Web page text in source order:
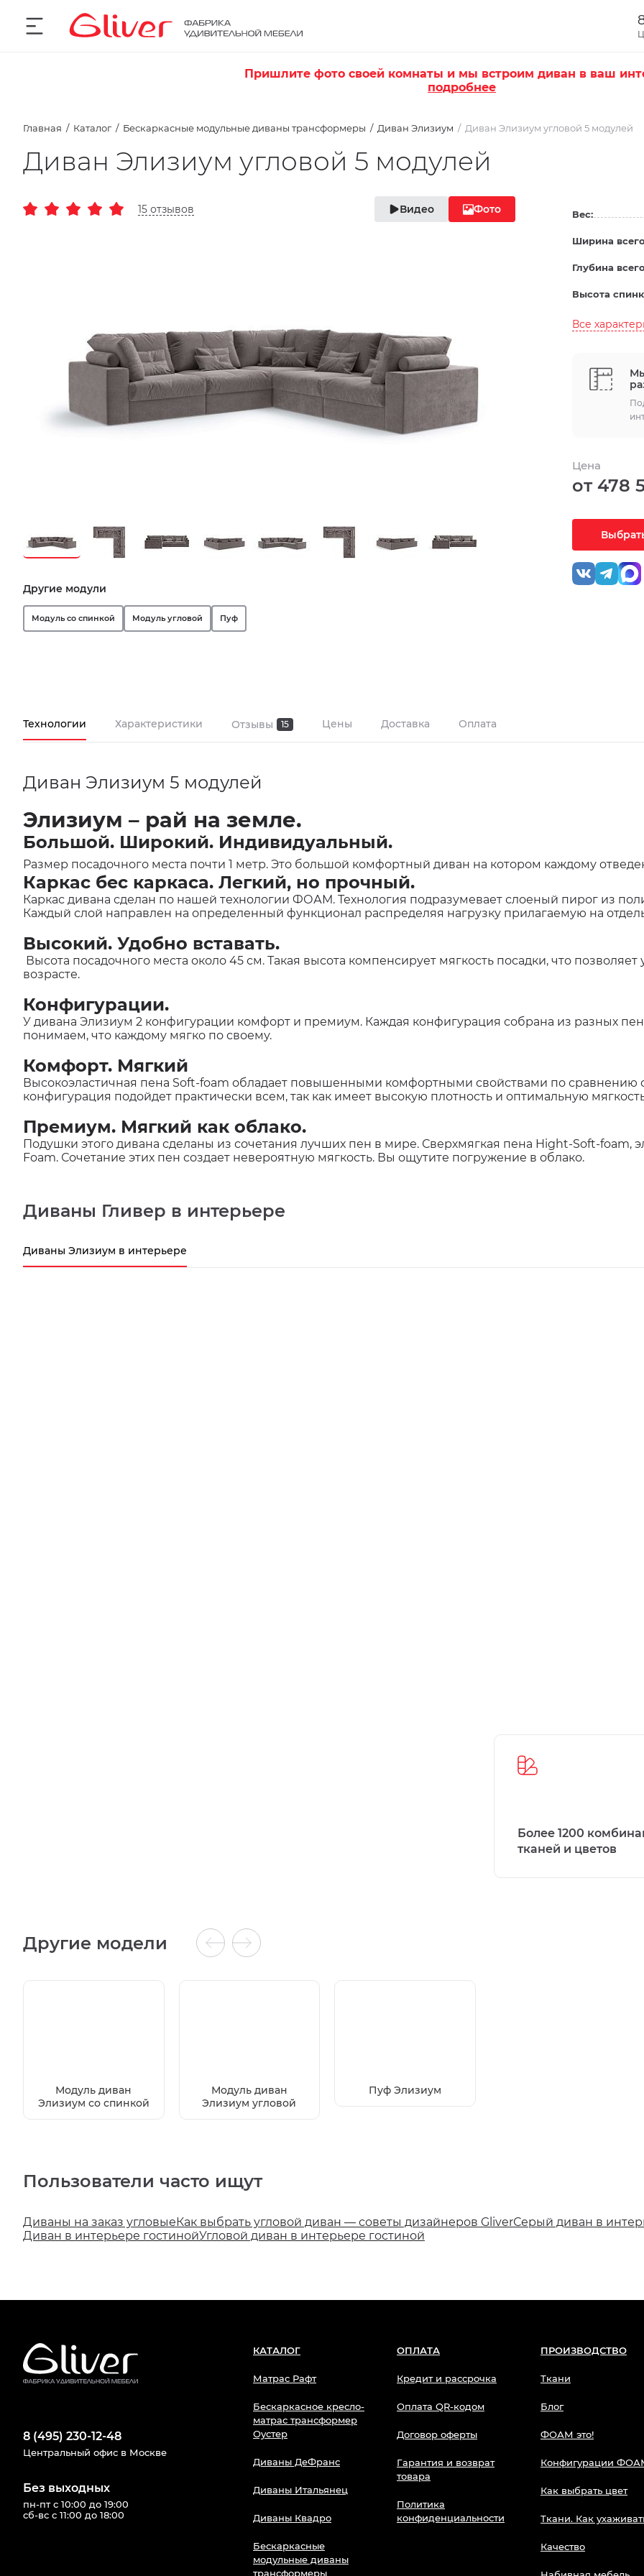
Пришлите фото своей комнаты и мы встроим диван в ваш
подробнее
Главная Каталог Бескаркасные модульные диваны трансформеры Диван Элизиум Диван Элизиум угловой 5 модулей
Диван Элизиум угловой 5 модулей
15 отзывов Видео Фото
Другие модули
Модуль со спинкой Модуль угловой Пуф
Вес:
Ширина
Глубина
Высота
Все
Цена
от 478
Технологии Характеристики Отзывы 15 Цены Доставка Оплата
Диван Элизиум 5 модулей
Элизиум – рай на земле.
Большой. Широкий. Индивидуальный.
Размер посадочного места почти 1 метр. Это большой комфортный диван на котором каждому
Каркас бес каркаса. Легкий, но прочный.
Каркас дивана сделан по нашей технологии ФОАМ. Технология подразумевает слоеный пирог из
Каждый слой направлен на определенный функционал распределяя нагрузку прилагаемую на
Высокий. Удобно вставать.
Высота посадочного места около 45 см. Такая высота компенсирует мягкость посадки, что
возрасте.
Конфигурации.
У дивана Элизиум 2 конфигурации комфорт и премиум. Каждая конфигурация собрана из разных
понимаем, что каждому мягко по своему.
Комфорт. Мягкий
Высокоэластичная пена Soft-foam обладает повышенными комфортными свойствами по сравнению
конфигурация подойдет практически всем, так как имеет высокую плотность и оптимальную
Премиум. Мягкий как облако.
Подушки этого дивана сделаны из сочетания лучших пен в мире. Сверхмягкая пена Hight-Soft-foam,
Foam. Сочетание этих пен создает невероятную мягкость. Вы ощутите погружение в облако.
Диваны Гливер в интерьере
Диваны Элизиум в интерьере
Более 1200
тканей и цветов
Другие модели
Модуль диван
Элизиум со спинкой
Модуль диван
Элизиум угловой
Пуф Элизиум
Пользователи часто ищут
Диваны на заказ угловыеКак выбрать угловой диван — советы дизайнеров GliverСерый диван в
Диван в интерьере гостинойУгловой диван в интерьере гостиной
КАТАЛОГ
Матрас Рафт
Бескаркасное кресло-
матрас трансформер
Оустер
Диваны ДеФранс
Диваны Итальянец
Диваны Квадро
Бескаркасные
модульные диваны
трансформеры
ОПЛАТА
Кредит и рассрочка
Оплата QR-кодом
Договор оферты
Гарантия и возврат
товара
Политика
конфиденциальности
ПРОИЗВОДСТВО
Ткани
Блог
ФОАМ это!
Конфигурации
Как выбрать цвет
Ткани. Как
Качество
8 (495) 230-12-48
Центральный офис в Москве
Без выходных
пн-пт с 10:00 до 19:00
сб-вс с 11:00 до 18:00